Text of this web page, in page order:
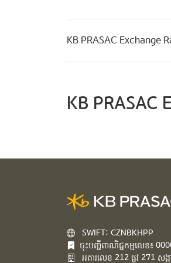
KB PRASAC Exchange
KB
SWIFT: CZNBKHPP
ចុះបញ្ជីពាណិជ្ជកម្មលេខ៖
អគារ​លេខ​ 212 ផ្លូវ 271 ស